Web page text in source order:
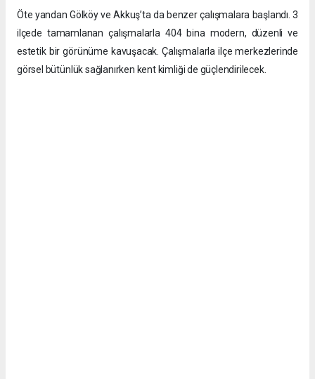
Öte yandan Gölköy ve Akkuş’ta da benzer çalışmalara başlandı. 3
ilçede tamamlanan çalışmalarla 404 bina modern, düzenli ve
estetik bir görünüme kavuşacak. Çalışmalarla ilçe merkezlerinde
görsel bütünlük sağlanırken kent kimliği de güçlendirilecek.